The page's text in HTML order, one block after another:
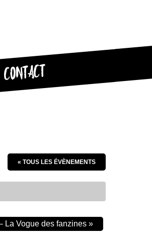
CONTACT
« TOUS LES ÉVÈNEMENTS
La Vogue des fanzines »